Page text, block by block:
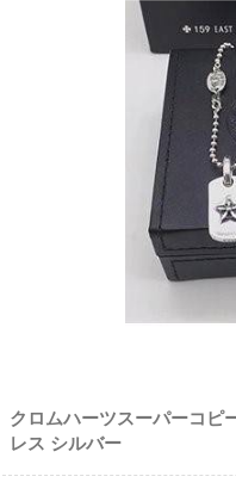
クロムハーツスーパーコピ
レス シルバー